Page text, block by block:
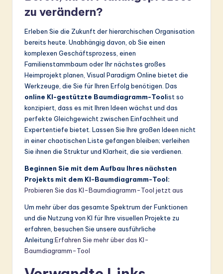
zu verändern?
Erleben Sie die Zukunft der hierarchischen Organisation
bereits heute. Unabhängig davon, ob Sie einen
komplexen Geschäftsprozess, einen
Familienstammbaum oder Ihr nächstes großes
Heimprojekt planen, Visual Paradigm Online bietet die
Werkzeuge, die Sie für Ihren Erfolg benötigen. Das
online KI-gestützte Baumdiagramm-Toolist so
konzipiert, dass es mit Ihren Ideen wächst und das
perfekte Gleichgewicht zwischen Einfachheit und
Expertentiefe bietet. Lassen Sie Ihre großen Ideen nicht
in einer chaotischen Liste gefangen bleiben; verleihen
Sie ihnen die Struktur und Klarheit, die sie verdienen.
Beginnen Sie mit dem Aufbau Ihres nächsten
Projekts mit dem KI-Baumdiagramm-Tool:
Probieren Sie das KI-Baumdiagramm-Tool jetzt aus
Um mehr über das gesamte Spektrum der Funktionen
und die Nutzung von KI für Ihre visuellen Projekte zu
erfahren, besuchen Sie unsere ausführliche
Anleitung:Erfahren Sie mehr über das KI-
Baumdiagramm-Tool